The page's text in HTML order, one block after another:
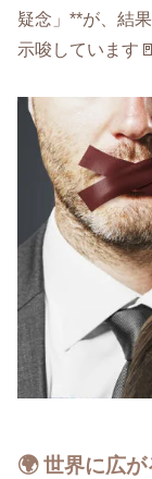
疑念」**が、結
示唆しています🚪
🌍 世界に広